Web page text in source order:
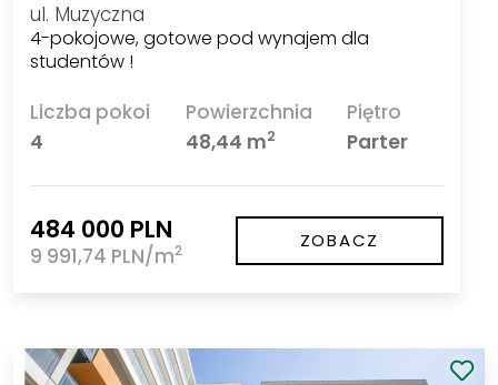
ul. Muzyczna
4-pokojowe, gotowe pod wynajem dla
studentów !
Liczba pokoi
4
Powierzchnia
48,44 m2
Piętro
Parter
484 000 PLN
9 991,74 PLN/m2 ZOBACZ